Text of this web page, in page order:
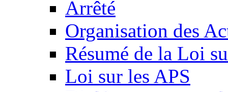
Arrêté
Organisation des
Résumé de la Loi
Loi sur les APS